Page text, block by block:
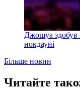
Джошуа здобув
нокдауні
Більше новин
Читайте